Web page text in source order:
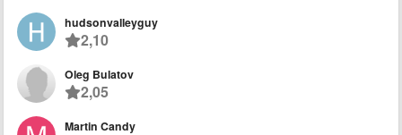
hudsonvalleyguy
2,10
Oleg Bulatov
2,05
Martin Candy